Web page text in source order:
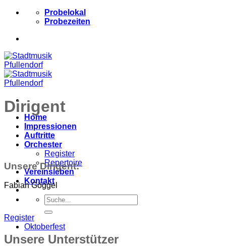
Zum
Probelokal
Probezeiten
Home
Impressionen
Auftritte
Orchester
Register
Repertoire
Vereinsleben
Kontakt
Suchen
nach:
Oktoberfest
Dirigent
Unsere Dirigent:
Fabian Göggel
Register
Unsere Unterstützer